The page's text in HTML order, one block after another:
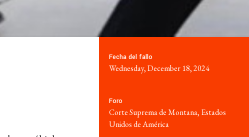
de trabajo
Rendición de
cuentas corporativa
Mujeres y DESC
Litigio estratégico
Política económica
Movimientos
Fecha del fallo
Wednesday, December 18, 2024
Foro
Corte Suprema de Montana, Estados
Unidos de América